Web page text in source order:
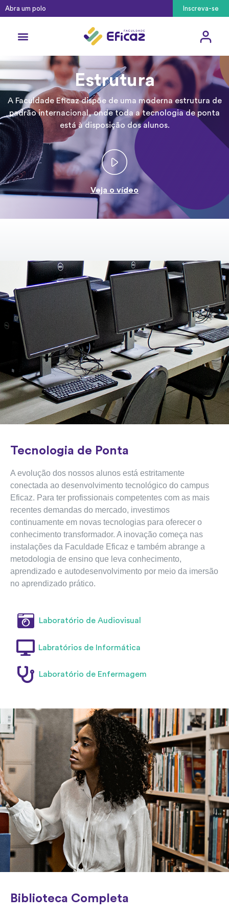
Abra um polo Inscreva-se
Estrutura
A Faculdade Eficaz dispõe de uma moderna estrutura de
padrão internacional, onde toda a tecnologia de ponta
está à disposição dos alunos.
Veja o vídeo
Tecnologia de Ponta
A evolução dos nossos alunos está estritamente
conectada ao desenvolvimento tecnológico do campus
Eficaz. Para ter profissionais competentes com as mais
recentes demandas do mercado, investimos
continuamente em novas tecnologias para oferecer o
conhecimento transformador. A inovação começa nas
instalações da Faculdade Eficaz e também abrange a
metodologia de ensino que leva conhecimento,
aprendizado e autodesenvolvimento por meio da imersão
no aprendizado prático.
Laboratório de Audiovisual
Labratórios de Informática
Laboratório de Enfermagem
Biblioteca Completa